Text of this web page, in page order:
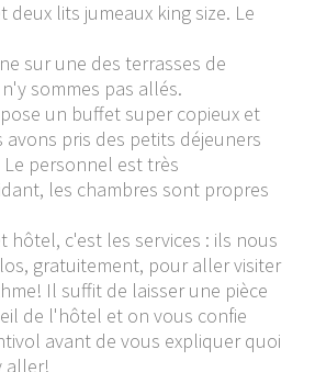
deux lits jumeaux king size. Le
sur une des terrasses de
sommes pas allés.
un buffet super copieux et
avons pris des petits déjeuners
personnel est très
les chambres sont propres
hôtel, c'est les services : ils nous
gratuitement, pour aller visiter
Il suffit de laisser une pièce
de l'hôtel et on vous confie
avant de vous expliquer quoi
aller!